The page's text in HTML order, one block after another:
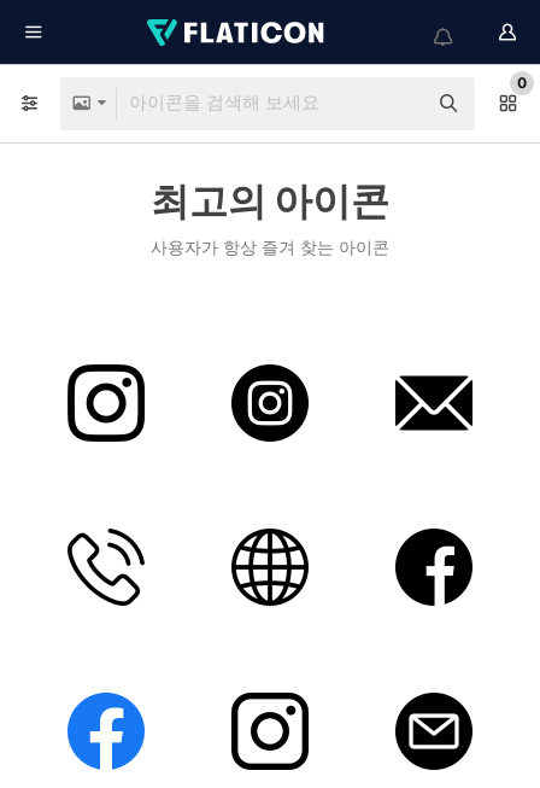
0
최고의 아이콘
사용자가 항상 즐겨 찾는 아이콘